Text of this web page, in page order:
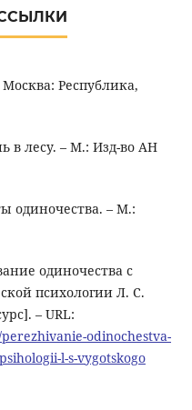
Республика,
в лесу. – М.: Изд-во АН
одиночества. – М.:
одиночества с
психологии Л. С.
– URL:
odinochestva-
l-s-vygotskogo